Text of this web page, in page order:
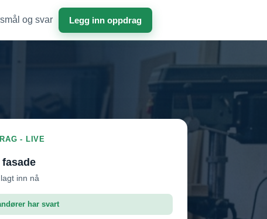
og svar Legg inn oppdrag
- LIVE
fasade
inn nå
har svart